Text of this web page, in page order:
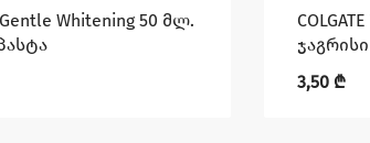
Gentle Whitening 50 მლ.
3,50 ₾